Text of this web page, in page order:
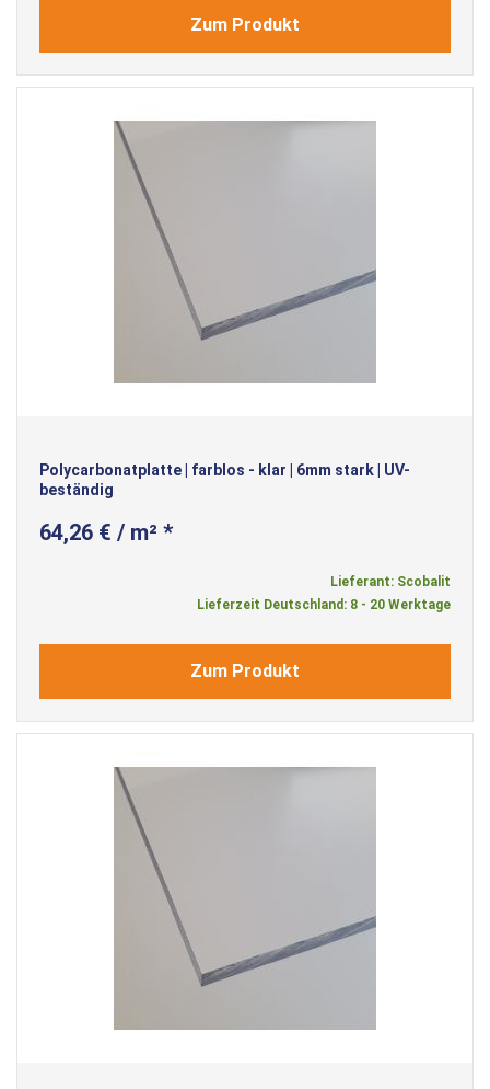
Zum Produkt
Polycarbonatplatte | farblos - klar | 6mm stark | UV-
beständig
64,26 € / m² *
Lieferant: Scobalit
Lieferzeit Deutschland: 8 - 20 Werktage
Zum Produkt